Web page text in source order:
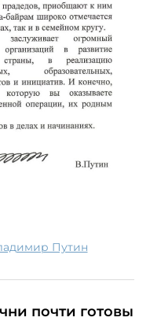
Путин
почти готовы